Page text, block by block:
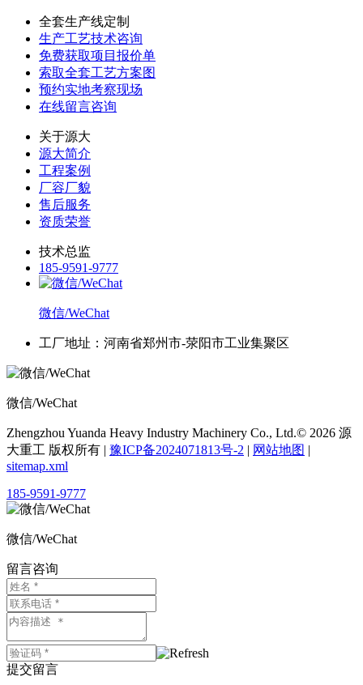
全套生产线定制
生产工艺技术咨询
免费获取项目报价单
索取全套工艺方案图
预约实地考察现场
在线留言咨询
关于源大
源大简介
工程案例
厂容厂貌
售后服务
资质荣誉
技术总监
185-9591-9777
微信/WeChat
工厂地址：河南省郑州市-荥阳市工业集聚区
微信/WeChat
Zhengzhou Yuanda Heavy Industry Machinery Co., Ltd.© 2026 源
大重工 版权所有 | 豫ICP备2024071813号-2 | 网站地图 |
sitemap.xml
185-9591-9777
微信/WeChat
留言咨询
提交留言